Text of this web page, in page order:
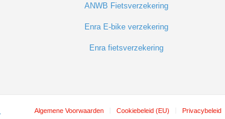
ANWB Fietsverzekering
Enra E-bike verzekering
Enra fietsverzekering
Algemene Voorwaarden Cookiebeleid (EU) Privacybeleid